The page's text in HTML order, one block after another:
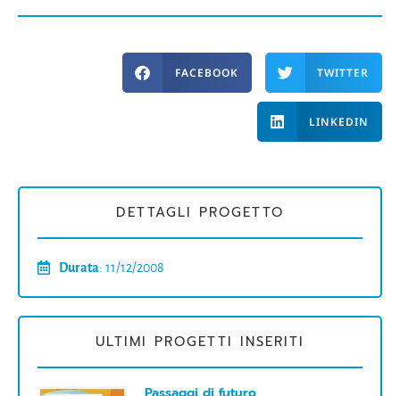
FACEBOOK TWITTER
LINKEDIN
DETTAGLI PROGETTO
Durata: 11/12/2008
ULTIMI PROGETTI INSERITI